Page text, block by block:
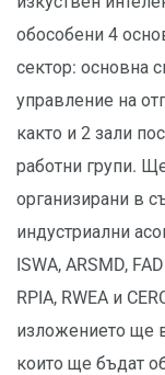
обособени 4
сектор: основна
управление на
както и 2 зали
работни групи.
организирани в
индустриални
ISWA, ARSMD,
RPIA, RWEA и
изложението ще
които ще бъдат